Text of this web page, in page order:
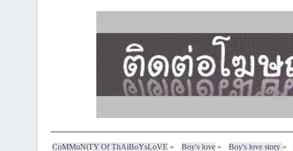
CoMMuNiTY Of ThAiBoYsLoVE » Boy's love» Boy's love story »